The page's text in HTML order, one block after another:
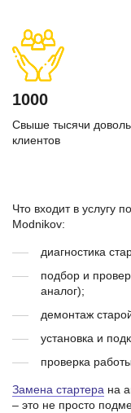
1000
Свыше тысячи
клиентов
Что входит в услугу
Modnikov:
диагностика
подбор и
аналог);
демонтаж
установка и
проверка
Замена стартера на
– это не просто